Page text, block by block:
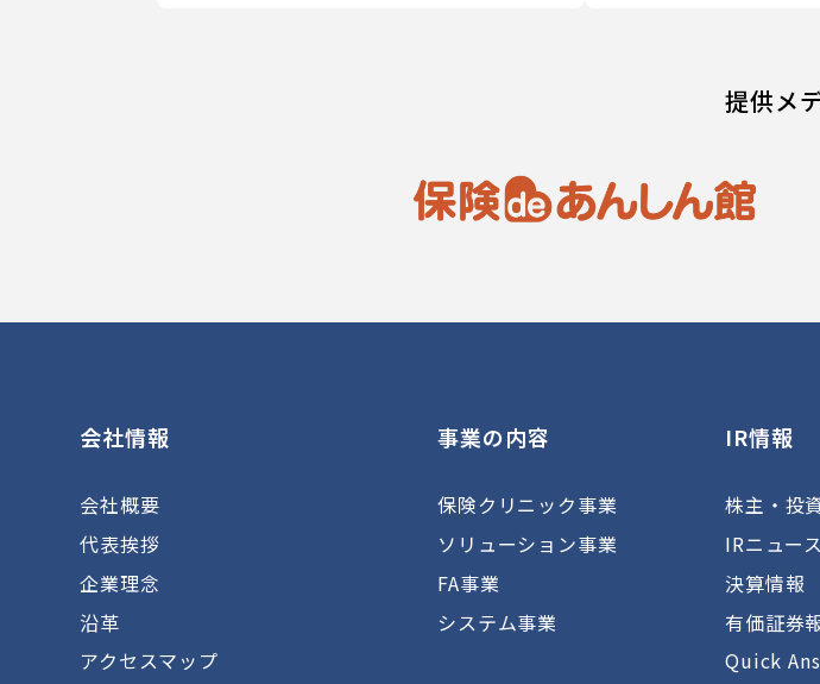
提供メ
会社情報
会社概要
代表挨拶
企業理念
沿革
アクセスマップ
事業の内容
保険クリニック事業
ソリューション事業
FA事業
システム事業
IR情報
株主・投
IRニュース
決算情報
有価証券
Quick